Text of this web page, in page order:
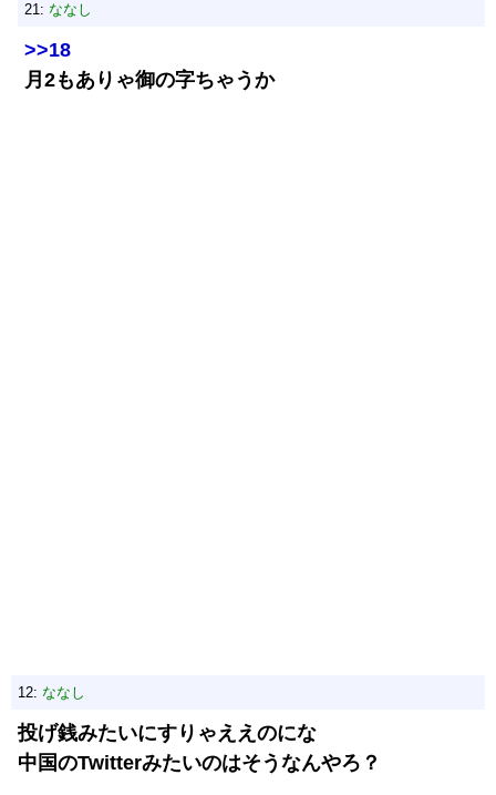
21: ななし
>>18
月2もありゃ御の字ちゃうか
12: ななし
投げ銭みたいにすりゃええのにな
中国のTwitterみたいのはそうなんやろ？